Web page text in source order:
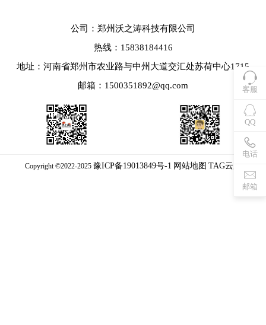
客服
QQ
电话
邮箱
公司：郑州沃之涛科技有限公司
热线：15838184416
地址：河南省郑州市农业路与中州大道交汇处苏荷中心1715
邮箱：1500351892@qq.com
Copyright ©2022-2025 豫ICP备19013849号-1 网站地图 TAG云库